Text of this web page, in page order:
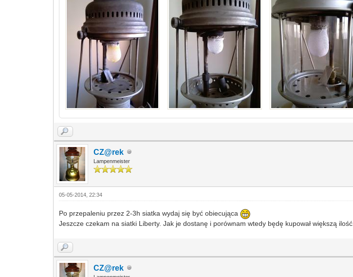
CZ@rek
Lampenmeister
05-05-2014, 22:34
Po przepaleniu przez 2-3h siatka wydaj się być obiecująca
Jeszcze czekam na siatki Liberty. Jak je dostanę i porównam wtedy będę kupował większą ilość.
CZ@rek